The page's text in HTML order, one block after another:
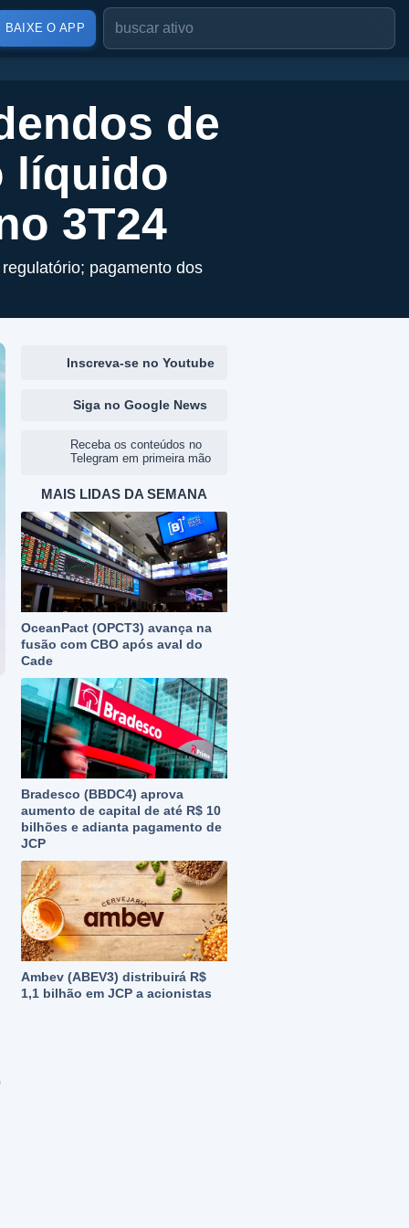
BAIXE O APP
de
líquido
3T24
pagamento dos
Inscreva-se no Youtube
Siga no Google News
Receba os conteúdos no
Telegram em primeira mão
MAIS LIDAS DA SEMANA
OceanPact (OPCT3) avança na
fusão com CBO após aval do
Cade
Bradesco (BBDC4) aprova
aumento de capital de até R$ 10
bilhões e adianta pagamento de
JCP
Ambev (ABEV3) distribuirá R$
1,1 bilhão em JCP a acionistas